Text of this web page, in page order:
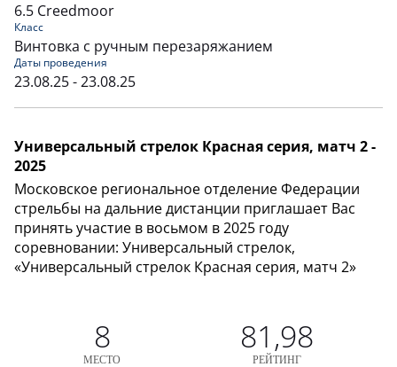
6.5 Creedmoor
Класс
Винтовка с ручным перезаряжанием
Даты проведения
23.08.25 - 23.08.25
Универсальный стрелок Красная серия, матч 2 -
2025
Московское региональное отделение Федерации
стрельбы на дальние дистанции приглашает Вас
принять участие в восьмом в 2025 году
соревновании: Универсальный стрелок,
«Универсальный стрелок Красная серия, матч 2»
8
МЕСТО
81,98
РЕЙТИНГ